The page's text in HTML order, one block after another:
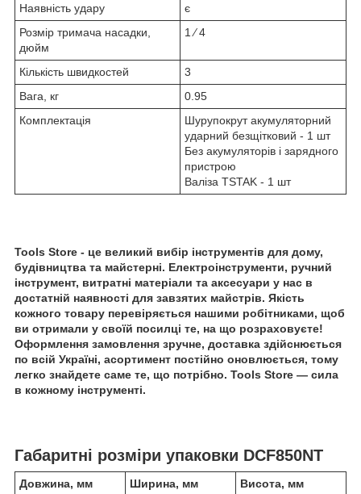
Наявність удару
є
Розмір тримача насадки,
дюйм
1 ⁄ 4
Кількість швидкостей
3
Вага, кг
0.95
Комплектація
Шурупокрут акумуляторний
ударний безщітковий - 1 шт
Без акумуляторів і зарядного
пристрою
Валіза TSTAK - 1 шт
Tools Store - це великий вибір інструментів для дому,
будівництва та майстерні. Електроінструменти, ручний
інструмент, витратні матеріали та аксесуари у нас в
достатній наявності для завзятих майстрів. Якість
кожного товару перевіряється нашими робітниками, щоб
ви отримали у своїй посилці те, на що розраховуєте!
Оформлення замовлення зручне, доставка здійснюється
по всій Україні, асортимент постійно оновлюється, тому
легко знайдете саме те, що потрібно. Tools Store — сила
в кожному інструменті.
Габаритні розміри упаковки DCF850NT
Довжина, мм Ширина, мм
Висота, мм